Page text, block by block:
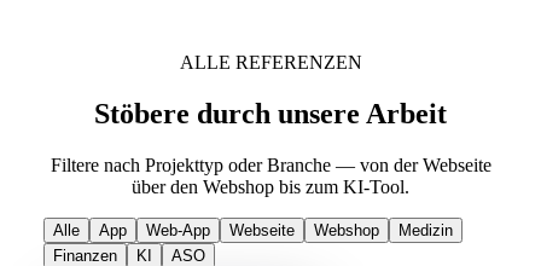
ALLE REFERENZEN
Stöbere durch unsere Arbeit
Filtere nach Projekttyp oder Branche — von der Webseite
über den Webshop bis zum KI-Tool.
Alle App Web-App Webseite Webshop
Medizin
Finanzen
KI ASO